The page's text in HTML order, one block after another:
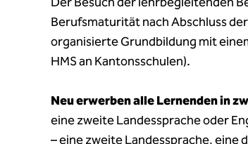
Berufsmaturität nach Abschluss
organisierte Grundbildung mit
HMS an Kantonsschulen).
Neu erwerben alle Lernenden in
eine zweite Landessprache oder
– eine zweite Landessprache, eine